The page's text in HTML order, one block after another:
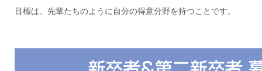
目標は、先輩たちのように自分の得意分野を持つことです。